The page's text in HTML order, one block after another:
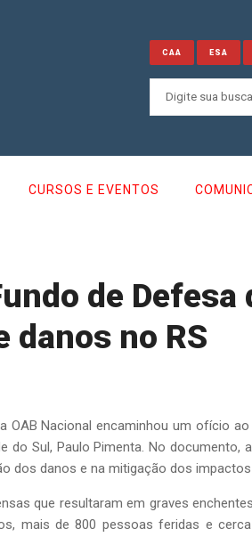
CAA ESA
CURSOS E EVENTOS
de Defesa
danos no RS
Nacional encaminhou um ofício
do Sul, Paulo Pimenta. No documento,
dos danos e na mitigação dos
que resultaram em graves
mais de 800 pessoas feridas e